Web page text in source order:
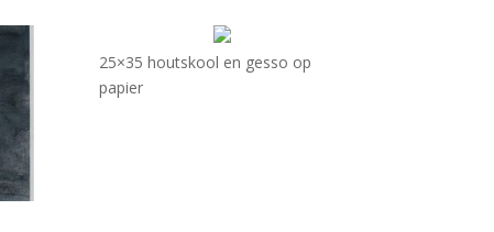
25×35 houtskool en gesso op
papier